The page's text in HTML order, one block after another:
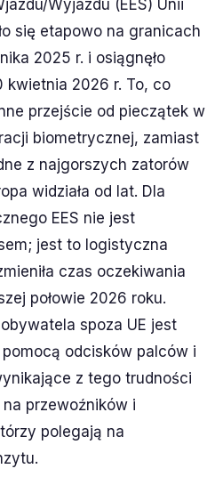
Wyjazdu (EES) Unii
się etapowo na granicach
2025 r. i osiągnęło
kwietnia 2026 r. To, co
przejście od pieczątek w
biometrycznej, zamiast
z najgorszych zatorów
widziała od lat. Dla
EES nie jest
jest to logistyczna
czas oczekiwania
połowie 2026 roku.
spoza UE jest
odcisków palców i
z tego trudności
przewoźników i
polegają na